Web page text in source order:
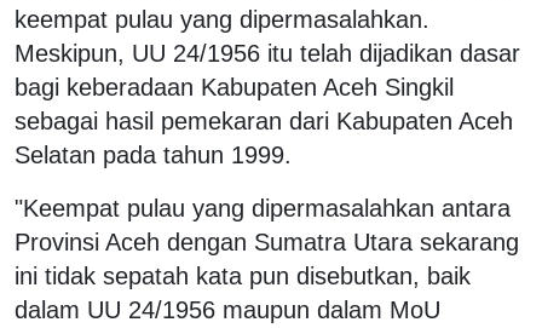
keempat pulau yang dipermasalahkan.
Meskipun, UU 24/1956 itu telah dijadikan dasar
bagi keberadaan Kabupaten Aceh Singkil
sebagai hasil pemekaran dari Kabupaten Aceh
Selatan pada tahun 1999.
"Keempat pulau yang dipermasalahkan antara
Provinsi Aceh dengan Sumatra Utara sekarang
ini tidak sepatah kata pun disebutkan, baik
dalam UU 24/1956 maupun dalam MoU